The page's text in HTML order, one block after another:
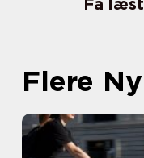
Få
Flere